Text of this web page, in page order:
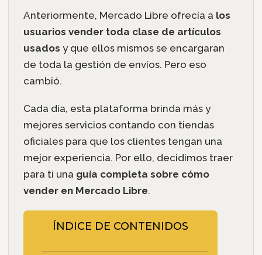
Anteriormente, Mercado Libre ofrecía a los
usuarios vender toda clase de artículos
usados y que ellos mismos se encargaran
de toda la gestión de envíos. Pero eso
cambió.
Cada día, esta plataforma brinda más y
mejores servicios contando con tiendas
oficiales para que los clientes tengan una
mejor experiencia. Por ello, decidimos traer
para ti una guía completa sobre cómo
vender en Mercado Libre.
ÍNDICE DE CONTENIDOS